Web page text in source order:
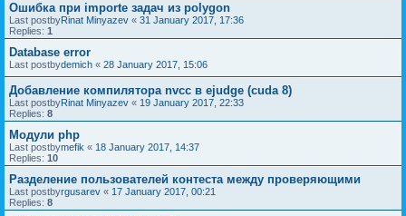
Ошибка при importe задач из polygon
Last postbyRinat Minyazev « 31 January 2017, 17:36
Replies: 1
Database error
Last postbydemich « 28 January 2017, 15:06
Добавление компилятора nvcc в ejudge (cuda 8)
Last postbyRinat Minyazev « 19 January 2017, 22:33
Replies: 8
Модули php
Last postbymefik « 18 January 2017, 14:37
Replies: 10
Разделение пользователей контеста между проверяющими
Last postbyrgusarev « 17 January 2017, 00:21
Replies: 8